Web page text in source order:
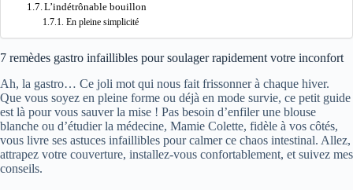
L’indétrônable bouillon
En pleine simplicité
7 remèdes gastro infaillibles pour soulager rapidement votre inconfort
Ah, la gastro… Ce joli mot qui nous fait frissonner à chaque hiver.
Que vous soyez en pleine forme ou déjà en mode survie, ce petit guide
est là pour vous sauver la mise ! Pas besoin d’enfiler une blouse
blanche ou d’étudier la médecine, Mamie Colette, fidèle à vos côtés,
vous livre ses astuces infaillibles pour calmer ce chaos intestinal. Allez,
attrapez votre couverture, installez-vous confortablement, et suivez mes
conseils.